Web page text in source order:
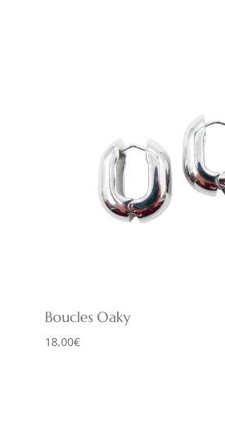
Boucles Oaky
18,00€